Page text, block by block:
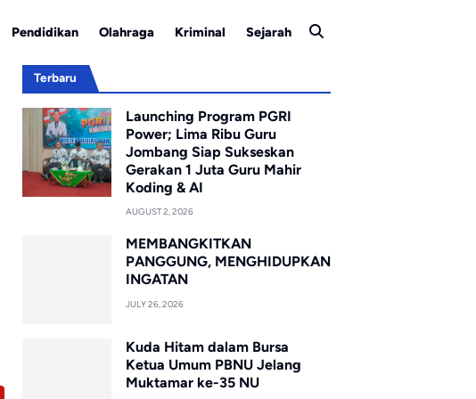
Pendidikan Olahraga Kriminal Sejarah
Terbaru
Launching Program PGRI
Power; Lima Ribu Guru
Jombang Siap Sukseskan
Gerakan 1 Juta Guru Mahir
Koding & AI
AUGUST 2, 2026
MEMBANGKITKAN
PANGGUNG, MENGHIDUPKAN
INGATAN
JULY 26, 2026
Kuda Hitam dalam Bursa
Ketua Umum PBNU Jelang
Muktamar ke-35 NU